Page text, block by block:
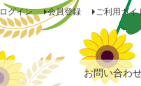
ログイン 会員登録 ご利用ガイ
お問い合わ